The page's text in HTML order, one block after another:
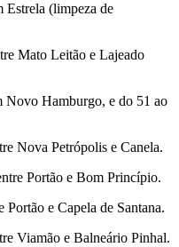
Estrela (limpeza de
Mato Leitão e Lajeado
Novo Hamburgo, e do 51 ao
Nova Petrópolis e Canela.
Portão e Bom Princípio.
e Capela de Santana.
Viamão e Balneário Pinhal.